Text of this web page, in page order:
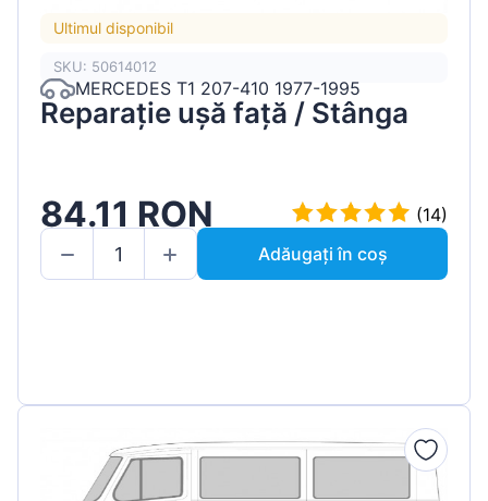
Ultimul disponibil
SKU: 50614012
MERCEDES T1 207-410 1977-1995
Reparație ușă față / Stânga
84.11 RON
(14)
Adăugați în coș